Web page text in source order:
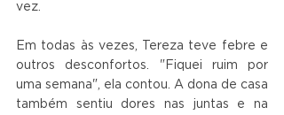
vez.
Em todas às vezes, Tereza teve febre e
outros desconfortos. "Fiquei ruim por
uma semana", ela contou. A dona de casa
também sentiu dores nas juntas e na